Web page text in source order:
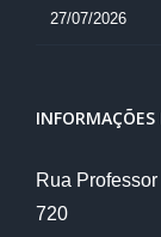
27/07/2026
Rua
720